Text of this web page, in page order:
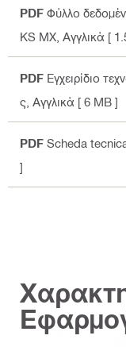
PDF Φύλλο
KS MX , Αγγλικά [
PDF Εγχειρίδιο
ς , Αγγλικά [ 6 MB ]
PDF Scheda
]